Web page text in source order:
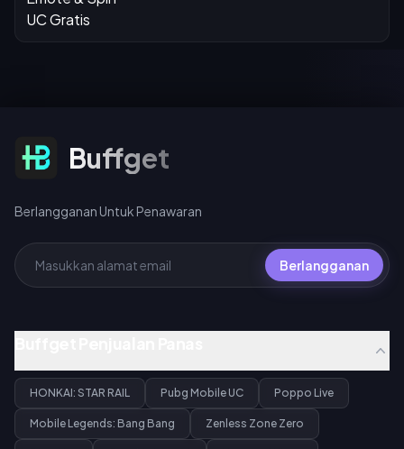
Berlangganan Untuk Penawaran
Buffget
Berlangganan Untuk Penawaran
Berlangganan
HONKAI: STAR RAIL Pubg Mobile UC Poppo Live
Mobile Legends: Bang Bang Zenless Zone Zero